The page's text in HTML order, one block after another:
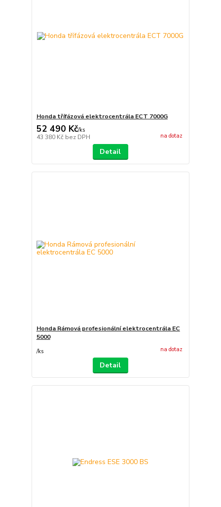
Honda třífázová elektrocentrála ECT 7000G
52 490 Kč/ks
43 380 Kč bez DPH na dotaz
Detail
Honda Rámová profesionální elektrocentrála EC
5000
/ks na dotaz
Detail